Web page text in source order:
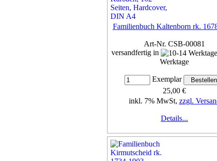
Familienbuch Kaltenborn rk.
Art-Nr. CSB-00081
versandfertig in
Werktage
Exemplar
25,00 €
inkl. 7% MwSt, zzgl.
Details...